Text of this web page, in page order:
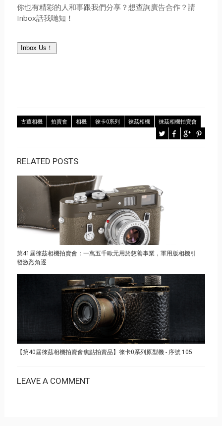
你也有精彩的人和事跟我們分享？想查詢廣告合作？請
Inbox話我哋知！
Inbox Us！
古董相機 拍賣會 相機 徠卡0系列 徠茲相機 徠茲相機拍賣會
RELATED POSTS
第41屆徠茲相機拍賣會：一萬五千歐元用於慈善事業，軍用版相機引
發激烈角逐
【第40屆徠茲相機拍賣會焦點拍賣品】徠卡0系列原型機 - 序號 105
LEAVE A COMMENT